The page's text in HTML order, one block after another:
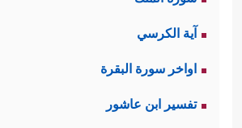
آية الكرسي
اواخر سورة البقرة
تفسير ابن عاشور